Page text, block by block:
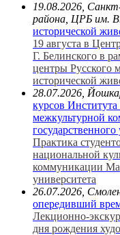
19.08.2026,
района, ЦРБ им.
исторической
19 августа в
Г. Белинского в
центры Русского
исторической
28.07.2026,
курсов
межкультурной
государственного
Практика
национальной
коммуникации
университета
26.07.2026,
опередивший
Лекционно-
дня рождения